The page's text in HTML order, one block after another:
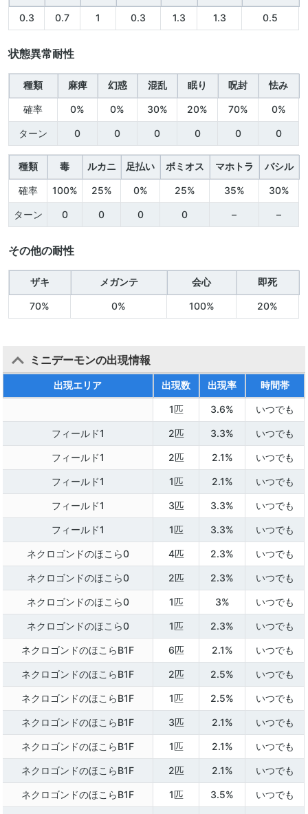
0.3 0.7 1 0.3 1.3 1.3 0.5
状態異常耐性
種類 麻痺 幻惑 混乱 眠り 呪封 怯み
確率 0% 0% 30% 20% 70% 0%
ターン 0 0 0 0 0 0
種類 毒 ルカニ 足払い ボミオス マホトラ バシル
確率 100% 25% 0% 25% 35% 30%
ターン 0 0 0 0 – –
その他の耐性
ザキ メガンテ 会心 即死
70% 0% 100% 20%
ミニデーモンの出現情報
出現エリア 出現数 出現率 時間帯
1匹 3.6% いつでも
フィールド1 2匹 3.3% いつでも
フィールド1 2匹 2.1% いつでも
フィールド1 1匹 2.1% いつでも
フィールド1 3匹 3.3% いつでも
フィールド1 1匹 3.3% いつでも
ネクロゴンドのほこら0 4匹 2.3% いつでも
ネクロゴンドのほこら0 2匹 2.3% いつでも
ネクロゴンドのほこら0 1匹 3% いつでも
ネクロゴンドのほこら0 1匹 2.3% いつでも
ネクロゴンドのほこらB1F 6匹 2.1% いつでも
ネクロゴンドのほこらB1F 2匹 2.5% いつでも
ネクロゴンドのほこらB1F 1匹 2.5% いつでも
ネクロゴンドのほこらB1F 3匹 2.1% いつでも
ネクロゴンドのほこらB1F 1匹 2.1% いつでも
ネクロゴンドのほこらB1F 2匹 2.1% いつでも
ネクロゴンドのほこらB1F 1匹 3.5% いつでも